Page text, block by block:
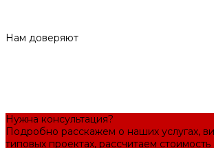
Нам доверяют
Нужна консультация?
Подробно расскажем о наших услугах,
типовых проектах, рассчитаем